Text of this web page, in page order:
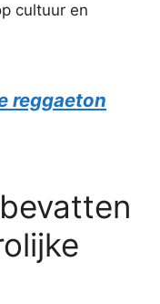
cultuur en
reggaeton